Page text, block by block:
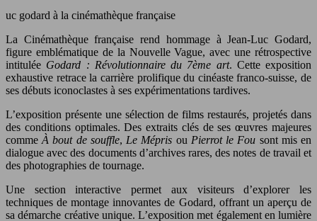
uc godard à la cinémathèque française
La Cinémathèque française rend hommage à Jean-Luc Godard,
figure emblématique de la Nouvelle Vague, avec une rétrospective
intitulée Godard : Révolutionnaire du 7ème art. Cette exposition
exhaustive retrace la carrière prolifique du cinéaste franco-suisse, de
ses débuts iconoclastes à ses expérimentations tardives.
L’exposition présente une sélection de films restaurés, projetés dans
des conditions optimales. Des extraits clés de ses œuvres majeures
commeÀ bout de souffle, Le Mépris ou Pierrot le Fou sont mis en
dialogue avec des documents d’archives rares, des notes de travail et
des photographies de tournage.
Une section interactive permet aux visiteurs d’explorer les
techniques de montage innovantes de Godard, offrant un aperçu de
sa démarche créative unique. L’exposition met également en lumière